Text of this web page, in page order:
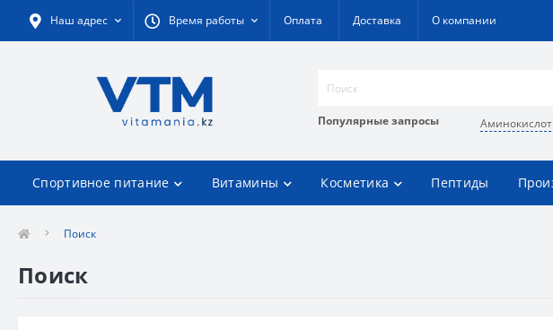
Наш адрес Время работы Оплата Доставка О компании
Популярные запросы
Спортивное питание Витамины Косметика Пептиды
Поиск
Поиск